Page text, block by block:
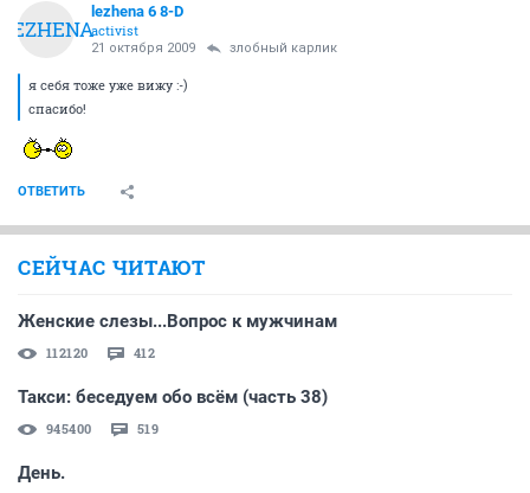
LEZHENA
lezhena 6 8-D
activist
21 октября 2009 злобный карлик
я себя тоже уже вижу :-)
спасибо!
ОТВЕТИТЬ
СЕЙЧАС ЧИТАЮТ
Женские слезы...Вопрос к мужчинам
112120 412
Такси: беседуем обо всём (часть 38)
945400 519
День.